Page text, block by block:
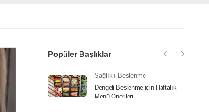
Popüler Başlıklar
Sağlıklı Beslenme
Dengeli Beslenme için Haftalık
Menü Önerileri